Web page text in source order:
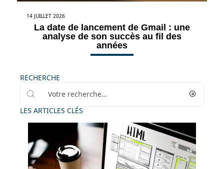
14 JUILLET 2026
La date de lancement de Gmail : une
analyse de son succès au fil des
années
RECHERCHE
LES ARTICLES CLÉS